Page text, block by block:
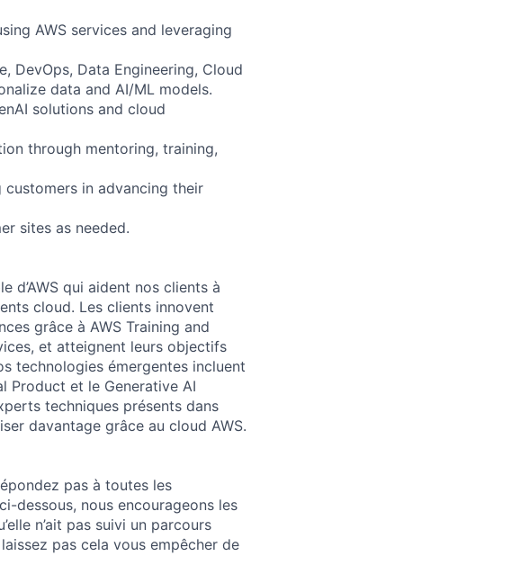
AWS services and leveraging
DevOps, Data Engineering, Cloud
data and AI/ML models.
solutions and cloud
through mentoring, training,
in advancing their
sites as needed.
d’AWS qui aident nos clients à
cloud. Les clients innovent
grâce à AWS Training and
et atteignent leurs objectifs
technologies émergentes incluent
Product et le Generative AI
techniques présents dans
davantage grâce au cloud AWS.
pas à toutes les
dessous, nous encourageons les
n’ait pas suivi un parcours
pas cela vous empêcher de